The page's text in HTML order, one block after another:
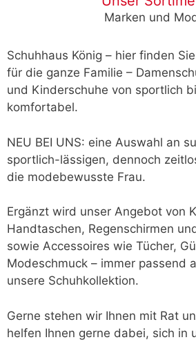
Marken und
Schuhhaus König – hier finden
für die ganze Familie –
und Kinderschuhe von sportlich
komfortabel.
NEU BEI UNS: eine Auswahl an
sportlich-lässigen, dennoch
die modebewusste Frau.
Ergänzt wird unser Angebot von
Handtaschen, Regenschirmen
sowie Accessoires wie Tücher,
Modeschmuck – immer passend
unsere Schuhkollektion.
Gerne stehen wir Ihnen mit Rat
helfen Ihnen gerne dabei, sich in